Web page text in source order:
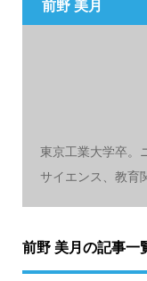
前野 美月
東京工業大学卒。
サイエンス、教育
前野 美月の記事一